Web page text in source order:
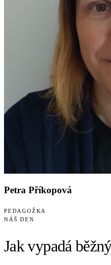
Petra Příkopová
PEDAGOŽKA
NÁŠ DEN
Jak vypadá